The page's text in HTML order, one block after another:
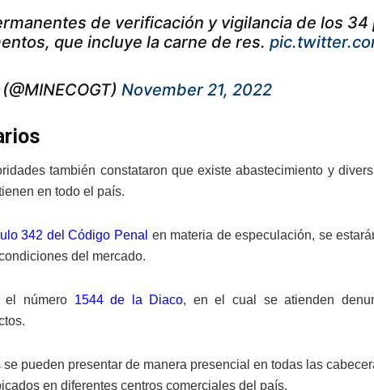
de verificación y vigilancia de los
que incluye la carne de res.
November 21, 2022
también constataron que existe abastecimiento y
en todo el país.
342 del Código Penal en materia de especulación, se
del mercado.
el número 1544 de la Diaco, en el cual se atienden
pueden presentar de manera presencial en todas las
en diferentes centros comerciales del país.